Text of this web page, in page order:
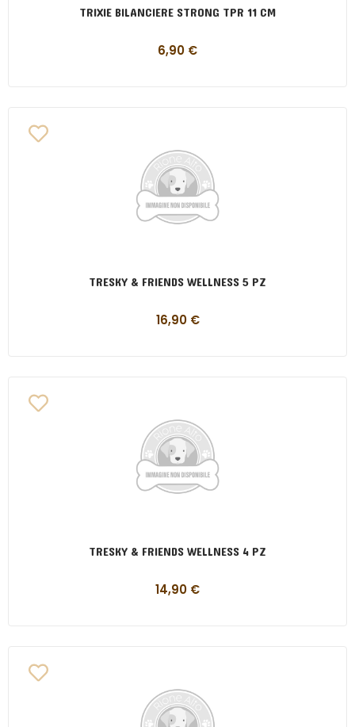
TRIXIE BILANCIERE STRONG TPR 11 CM
6,90 €
TRESKY & FRIENDS WELLNESS 5 PZ
16,90 €
TRESKY & FRIENDS WELLNESS 4 PZ
14,90 €